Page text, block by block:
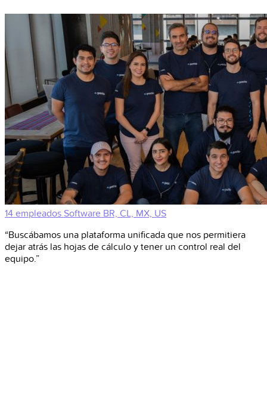
14 empleados Software BR, CL, MX, US
“Buscábamos una plataforma unificada que nos permitiera
dejar atrás las hojas de cálculo y tener un control real del
equipo.”